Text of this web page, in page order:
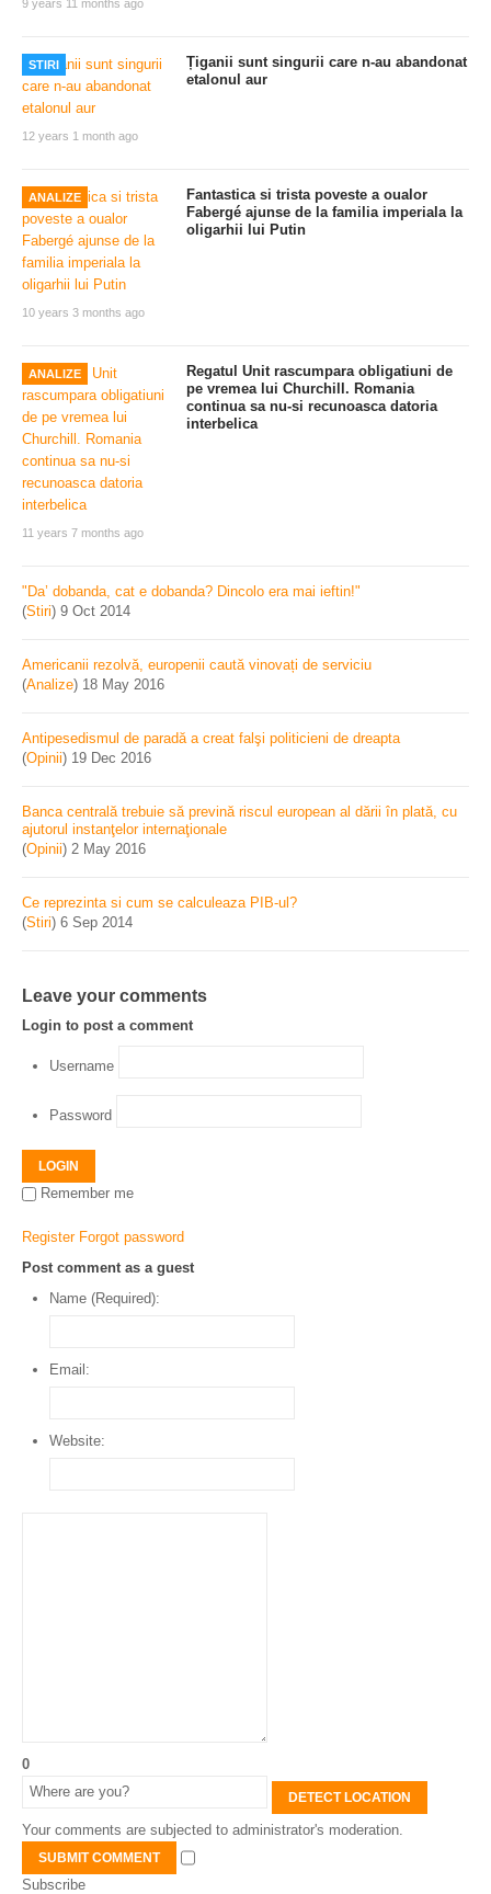
9 years 11 months ago
STIRI
12 years 1 month ago
Țiganii sunt singurii care n-au abandonat
etalonul aur
ANALIZE
10 years 3 months ago
Fantastica si trista poveste a oualor
Fabergé ajunse de la familia imperiala la
oligarhii lui Putin
ANALIZE
11 years 7 months ago
Regatul Unit rascumpara obligatiuni de
pe vremea lui Churchill. Romania
continua sa nu-si recunoasca datoria
interbelica
"Da’ dobanda, cat e dobanda? Dincolo era mai ieftin!"
(Stiri) 9 Oct 2014
Americanii rezolvă, europenii caută vinovați de serviciu
(Analize) 18 May 2016
Antipesedismul de paradă a creat falşi politicieni de dreapta
(Opinii) 19 Dec 2016
Banca centrală trebuie să prevină riscul european al dării în plată, cu
ajutorul instanţelor internaţionale
(Opinii) 2 May 2016
Ce reprezinta si cum se calculeaza PIB-ul?
(Stiri) 6 Sep 2014
Leave your comments
Login to post a comment
Username
Password
LOGIN
Remember me
Register Forgot password
Post comment as a guest
Name (Required):
Email:
Website:
0
DETECT LOCATION
Your comments are subjected to administrator's moderation.
SUBMIT COMMENT
Subscribe